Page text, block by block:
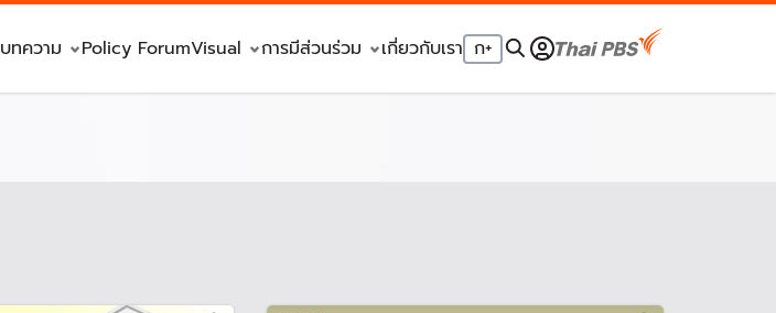
บทความ Policy ForumVisual การมีส่วนร่วม เกี่ยวกับเรา ก+